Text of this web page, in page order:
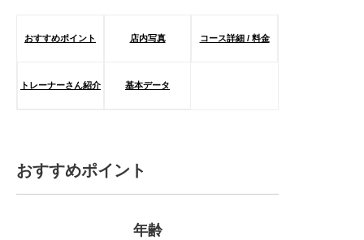
おすすめポイント 店内写真 コース詳細 / 料金
トレーナーさん紹介 基本データ
おすすめポイント
年齢